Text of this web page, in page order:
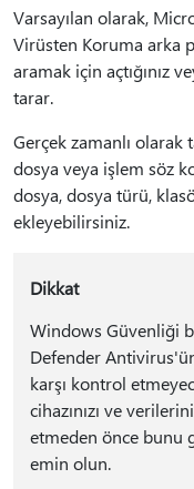
Varsayılan olarak,
Virüsten Koruma arka
aramak için açtığınız
tarar.
Gerçek zamanlı olarak
dosya veya işlem söz
dosya, dosya türü,
ekleyebilirsiniz.
Dikkat
Windows Güvenliği
Defender
karşı kontrol
cihazınızı ve
etmeden önce bunu
emin olun.